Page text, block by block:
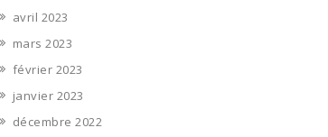
avril 2023
mars 2023
février 2023
janvier 2023
décembre 2022